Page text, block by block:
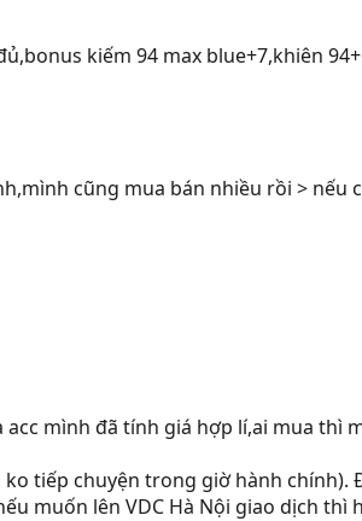
kiếm 94 max blue+7,khiên
cũng mua bán nhiều rồi > nếu
mình đã tính giá hợp lí,ai mua thì
tiếp chuyện trong giờ hành chính).
muốn lên VDC Hà Nội giao dịch